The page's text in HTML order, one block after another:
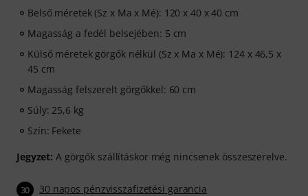
Belső méretek (Sz x Ma x Mé): 120 x 40 x 40 cm
Magasság a fedél belsejében: 5 cm
Külső méretek görgők nélkül (Sz x Ma x Mé): 124 x 46,5 x
45 cm
Magasság felszerelt görgőkkel: 60 cm
Súly: 25,6 kg
Szín: Fekete
Jegyzet: A görgők szállításkor még nincsenek összeszerelve.
30 30 napos pénzvisszafizetési garancia